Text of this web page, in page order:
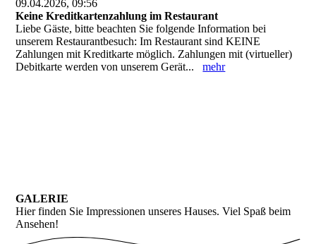
09.04.2026, 09:56
Keine Kreditkartenzahlung im Restaurant
Liebe Gäste, bitte beachten Sie folgende Information bei
unserem Restaurantbesuch: Im Restaurant sind KEINE
Zahlungen mit Kreditkarte möglich. Zahlungen mit (virtueller)
Debitkarte werden von unserem Gerät...mehr
GALERIE
Hier finden Sie Impressionen unseres Hauses. Viel Spaß beim
Ansehen!